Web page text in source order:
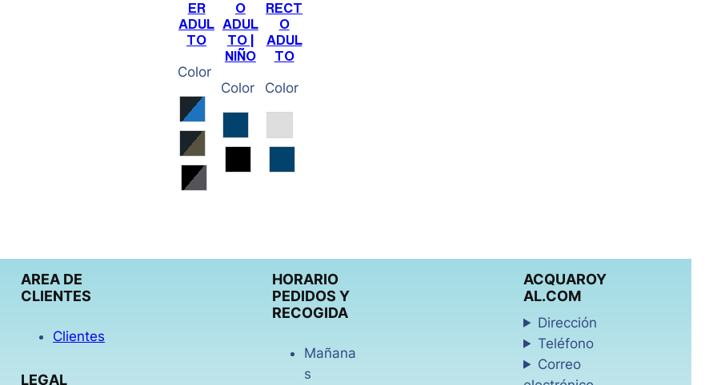
ER
ADUL
TO
Color
Azul Melange / Azul
Kaki Melange / Kaki
Negro / Gris Oscuro Melange
O
ADUL
TO |
NIÑO
Color
Marino
Negro
RECT
O
ADUL
TO
Color
Marino
AREA DE
CLIENTES
Clientes
LEGAL
HORARIO
PEDIDOS Y
RECOGIDA
Mañana
s
ACQUAROY
AL.COM
Dirección
Teléfono
Correo